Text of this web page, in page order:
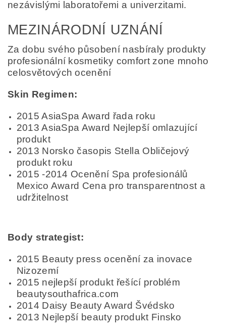
nezávislými laboratořemi a univerzitami.
MEZINÁRODNÍ UZNÁNÍ
Za dobu svého působení nasbíraly produkty
profesionální kosmetiky comfort zone mnoho
celosvětových ocenění
Skin Regimen:
2015 AsiaSpa Award řada roku
2013 AsiaSpa Award Nejlepší omlazující
produkt
2013 Norsko časopis Stella Obličejový
produkt roku
2015 -2014 Ocenění Spa profesionálů
Mexico Award Cena pro transparentnost a
udržitelnost
Body strategist:
2015 Beauty press ocenění za inovace
Nizozemí
2015 nejlepší produkt řešící problém
beautysouthafrica.com
2014 Daisy Beauty Award Švédsko
2013 Nejlepší beauty produkt Finsko